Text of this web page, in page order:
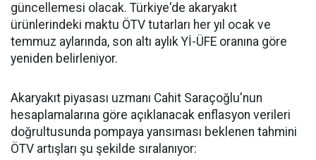
güncellemesi olacak. Türkiye'de akaryakıt
ürünlerindeki maktu ÖTV tutarları her yıl ocak ve
temmuz aylarında, son altı aylık Yİ-ÜFE oranına göre
yeniden belirleniyor.
Akaryakıt piyasası uzmanı Cahit Saraçoğlu'nun
hesaplamalarına göre açıklanacak enflasyon verileri
doğrultusunda pompaya yansıması beklenen tahmini
ÖTV artışları şu şekilde sıralanıyor: